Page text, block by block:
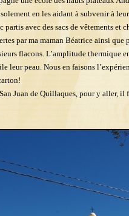
en les aidant à subvenir à
avec des sacs de vêtements et
par ma maman Béatrice ainsi que
flacons. L’amplitude thermique
leur peau. Nous en faisons
Juan de Quillaques, pour y aller, il